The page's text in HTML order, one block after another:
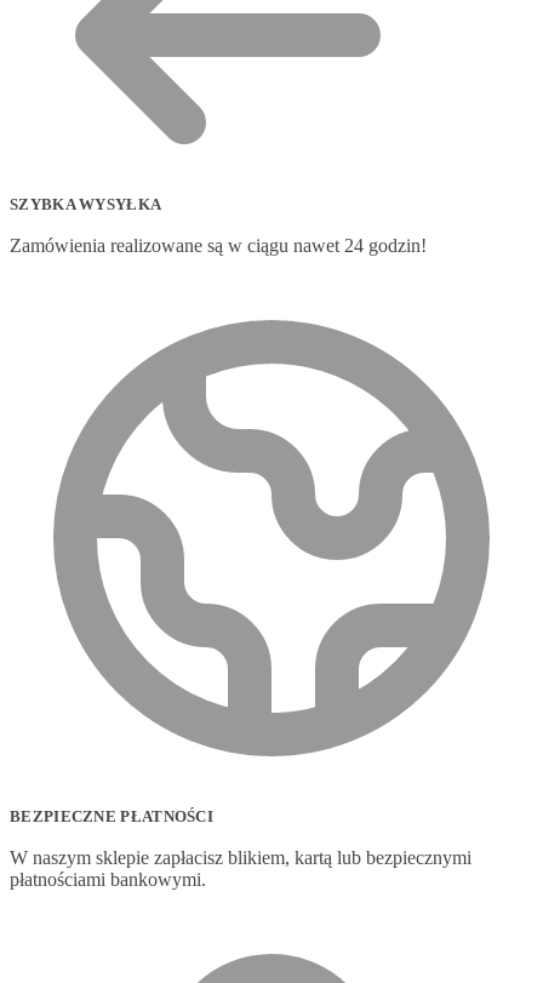
SZYBKA WYSYŁKA
Zamówienia realizowane są w ciągu nawet 24 godzin!
BEZPIECZNE PŁATNOŚCI
W naszym sklepie zapłacisz blikiem, kartą lub bezpiecznymi
płatnościami bankowymi.